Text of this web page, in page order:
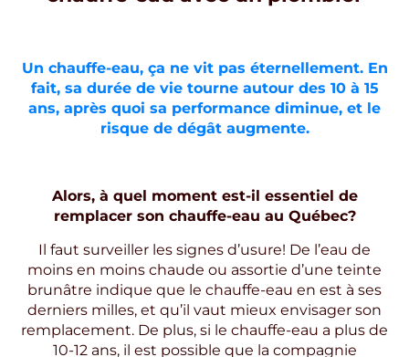
Un chauffe-eau, ça ne vit pas éternellement. En
fait, sa durée de vie tourne autour des 10 à 15
ans, après quoi sa performance diminue, et le
risque de dégât augmente.
Alors, à quel moment est-il essentiel de
remplacer son chauffe-eau au Québec?
Il faut surveiller les signes d’usure! De l’eau de
moins en moins chaude ou assortie d’une teinte
brunâtre indique que le chauffe-eau en est à ses
derniers milles, et qu’il vaut mieux envisager son
remplacement. De plus, si le chauffe-eau a plus de
10-12 ans, il est possible que la compagnie